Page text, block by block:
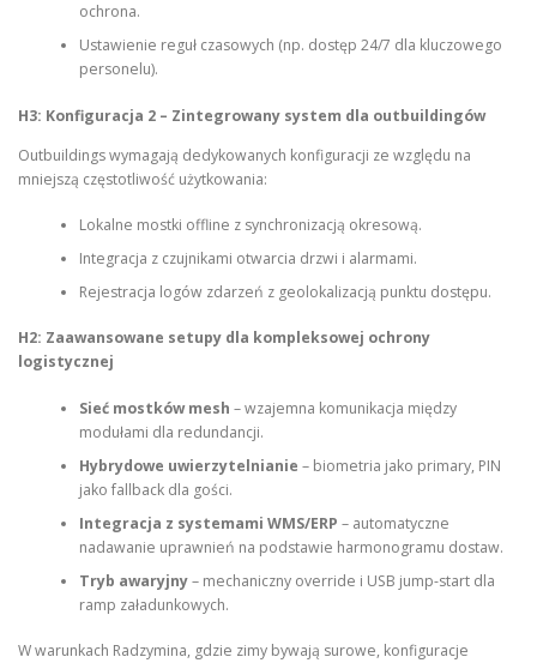
ochrona.
Ustawienie reguł czasowych (np. dostęp 24/7 dla kluczowego
personelu).
H3: Konfiguracja 2 – Zintegrowany system dla outbuildingów
Outbuildings wymagają dedykowanych konfiguracji ze względu na
mniejszą częstotliwość użytkowania:
Lokalne mostki offline z synchronizacją okresową.
Integracja z czujnikami otwarcia drzwi i alarmami.
Rejestracja logów zdarzeń z geolokalizacją punktu dostępu.
H2: Zaawansowane setupy dla kompleksowej ochrony
logistycznej
Sieć mostków mesh – wzajemna komunikacja między
modułami dla redundancji.
Hybrydowe uwierzytelnianie – biometria jako primary, PIN
jako fallback dla gości.
Integracja z systemami WMS/ERP – automatyczne
nadawanie uprawnień na podstawie harmonogramu dostaw.
Tryb awaryjny– mechaniczny override i USB jump-start dla
ramp załadunkowych.
W warunkach Radzymina, gdzie zimy bywają surowe, konfiguracje